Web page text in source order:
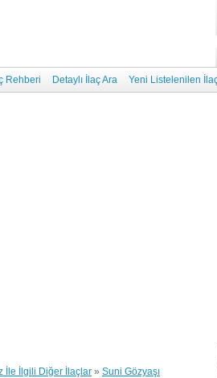
Rehberi
Detaylı İlaç Ara Yeni Listelenilen
İle İlgili Diğer İlaçlar » Suni Gözyaşı